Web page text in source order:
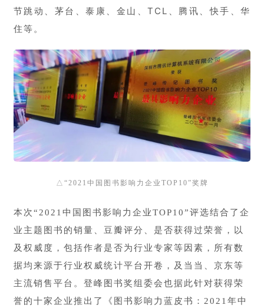
节跳动、茅台、泰康、金山、TCL、腾讯、快手、华
住等。
△ “2021中国图书影响力企业TOP10”奖牌
本次“2021中国图书影响力企业TOP10”评选结合了企
业主题图书的销量、豆瓣评分、是否获得过荣誉，以
及权威度，包括作者是否为行业专家等因素，所有数
据均来源于行业权威统计平台开卷，及当当、京东等
主流销售平台。登峰图书奖组委会也据此针对获得荣
誉的十家企业推出了《图书影响力蓝皮书：2021年中